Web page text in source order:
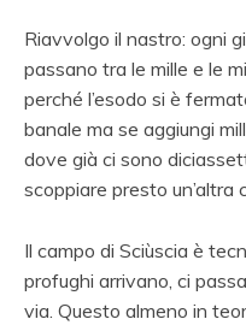
Riavvolgo il nastro: ogni
passano tra le mille e le
perché l’esodo si è
banale ma se aggiungi
dove già ci sono
scoppiare presto un’altra
Il campo di Sciùscia è
profughi arrivano, ci
via. Questo almeno in